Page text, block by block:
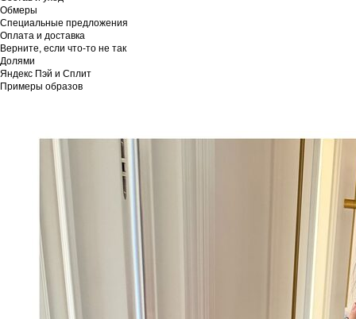
Обмеры
Специальные предложения
Оплата и доставка
Верните, если что-то не так
Долями
Яндекс Пэй и Сплит
Примеры образов